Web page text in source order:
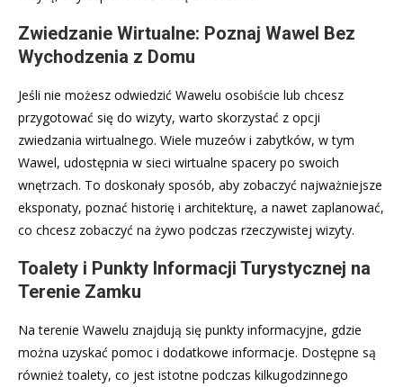
Zwiedzanie Wirtualne: Poznaj Wawel Bez
Wychodzenia z Domu
Jeśli nie możesz odwiedzić Wawelu osobiście lub chcesz
przygotować się do wizyty, warto skorzystać z opcji
zwiedzania wirtualnego. Wiele muzeów i zabytków, w tym
Wawel, udostępnia w sieci wirtualne spacery po swoich
wnętrzach. To doskonały sposób, aby zobaczyć najważniejsze
eksponaty, poznać historię i architekturę, a nawet zaplanować,
co chcesz zobaczyć na żywo podczas rzeczywistej wizyty.
Toalety i Punkty Informacji Turystycznej na
Terenie Zamku
Na terenie Wawelu znajdują się punkty informacyjne, gdzie
można uzyskać pomoc i dodatkowe informacje. Dostępne są
również toalety, co jest istotne podczas kilkugodzinnego